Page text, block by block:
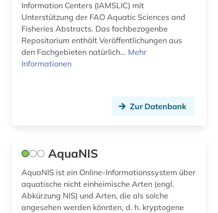
genexpression (1)
genom (12)
genomik (2)
geochemie (1)
gerste (1)
gesang <zoologie> (1)
Information Centers (IAMSLIC) mit
Unterstützung der FAO Aquatic Sciences and
Fisheries Abstracts. Das fachbezogenbe
Repositorium enthält Veröffentlichungen aus
den Fachgebieten natürlich... Mehr
Informationen
Zur Datenbank
AquaNIS
AquaNIS ist ein Online-Informationssystem über
aquatische nicht einheimische Arten (engl.
Abkürzung NIS) und Arten, die als solche
angesehen werden könnten, d. h. kryptogene